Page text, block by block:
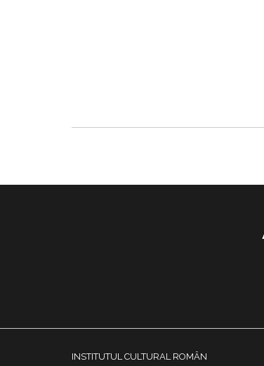
INSTITUTUL CULTURAL ROMÂN